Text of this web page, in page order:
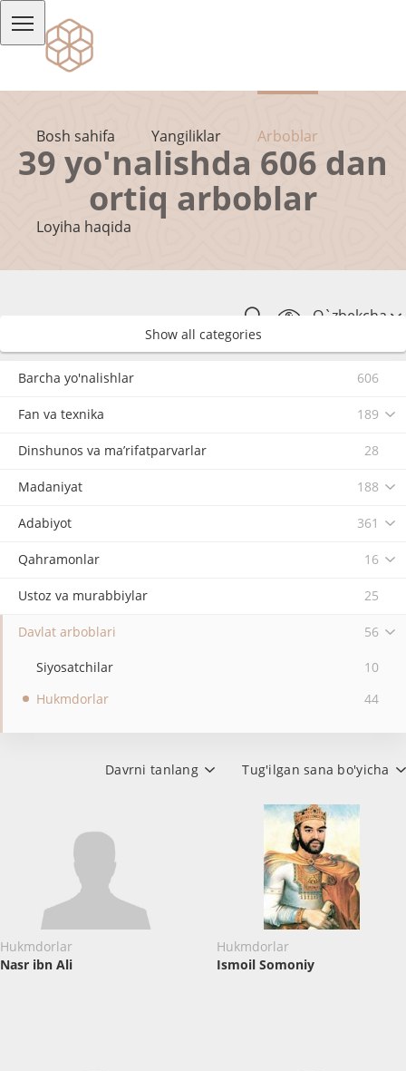
Bosh sahifa Yangiliklar Arboblar
Loyiha haqida
O`zbekcha
39 yo'nalishda 606 dan
ortiq arboblar
Show all categories
Barcha yo'nalishlar 606
Fan va texnika 189
Dinshunos va ma’rifatparvarlar 28
Madaniyat 188
Adabiyot 361
Qahramonlar 16
Ustoz va murabbiylar 25
Davlat arboblari 56
Siyosatchilar
10
Hukmdorlar
44
Tug'ilgan sana bo'yicha
Davrni tanlang
Hukmdorlar
Nasr ibn Ali
Hukmdorlar
Ismoil Somoniy